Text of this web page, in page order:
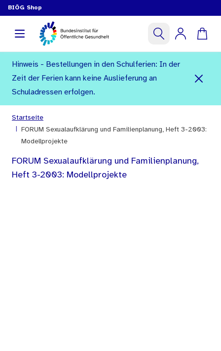
BIÖG Shop
Hinweis - Bestellungen in den Schulferien: In der
Zeit der Ferien kann keine Auslieferung an
Schuladressen erfolgen.
Startseite
FORUM Sexualaufklärung und Familienplanung, Heft 3-2003:
Modellprojekte
FORUM Sexualaufklärung und Familienplanung,
Heft 3-2003: Modellprojekte